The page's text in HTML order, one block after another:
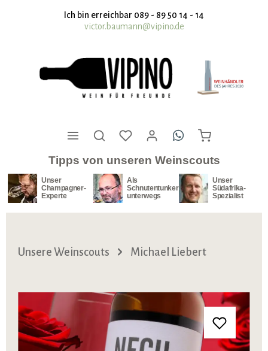
springenIch bin erreichbar 089 - 89 50 14 - 14
victor.baumann@vipino.de
Tipps von unseren Weinscouts
Unser
Champagner-
Experte
Als
Schnutentunker
unterwegs
Unser
Südafrika-
Spezialist
Unsere Weinscouts Michael Liebert
Bildergalerie überspringen